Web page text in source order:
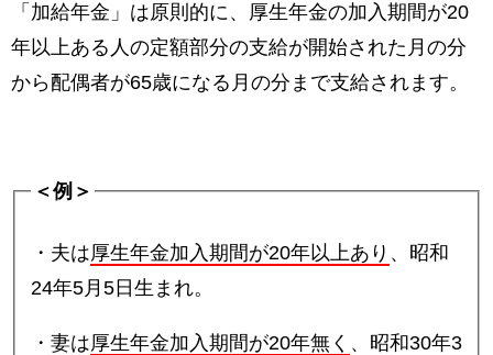
「加給年金」は原則的に、厚生年金の加入期間が20
年以上ある人の定額部分の支給が開始された月の分
から配偶者が65歳になる月の分まで支給されます。
＜例＞
・夫は厚生年金加入期間が20年以上あり 、昭和
24年5月5日生まれ。
・妻は厚生年金加入期間が20年無く 、昭和30年3